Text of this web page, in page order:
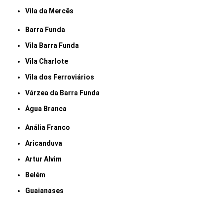
Vila da Mercês
Barra Funda
Vila Barra Funda
Vila Charlote
Vila dos Ferroviários
Várzea da Barra Funda
Água Branca
Anália Franco
Aricanduva
Artur Alvim
Belém
Guaianases